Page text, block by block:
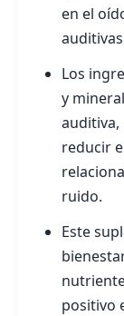
en el
Los
y
auditiva,
reducir
ruido.
Este
positivo